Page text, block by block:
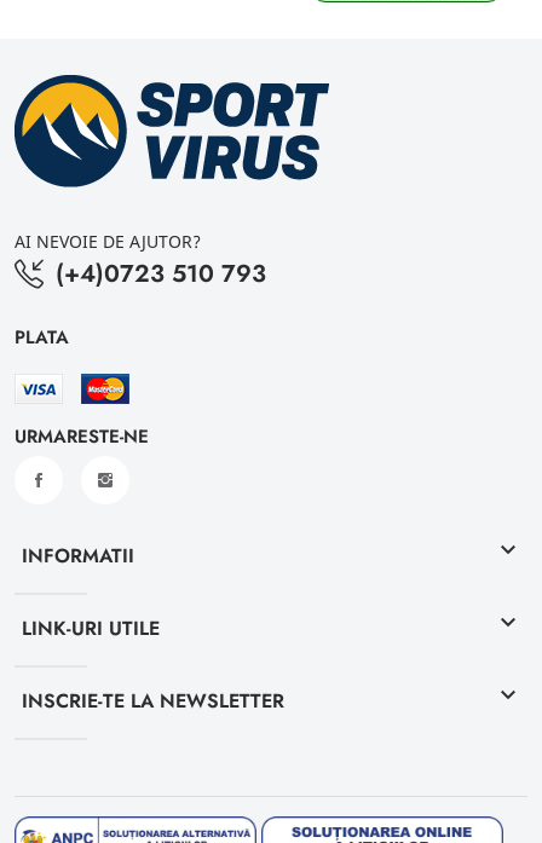
AI NEVOIE DE AJUTOR?
(+4)0723 510 793
PLATA
URMARESTE-NE
INFORMATII keyboard_arrow_down
LINK-URI UTILE keyboard_arrow_down
INSCRIE-TE LA NEWSLETTER keyboard_arrow_down